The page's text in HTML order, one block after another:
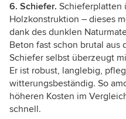
6. Schiefer. Schieferplatten
Holzkonstruktion – dieses
dank des dunklen
Beton fast schon brutal aus
Schiefer selbst überzeugt
Er ist robust, langlebig,
witterungsbeständig. So
höheren Kosten im
schnell.